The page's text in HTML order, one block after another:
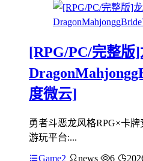
[RPG/PC/完整版
度微云]
勇者斗恶龙风格RPG×卡
游玩平台:...
Game2 news 6